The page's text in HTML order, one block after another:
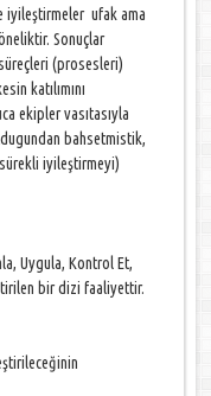
iyileştirmeler ufak ama
Sonuçlar
(prosesleri)
katılımını
ekipler vasıtasıyla
bahsetmistik,
iyileştirmeyi)
Uygula, Kontrol Et,
bir dizi faaliyettir.